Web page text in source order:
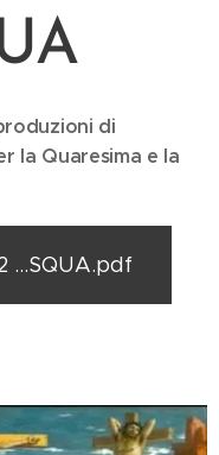
di
la Quaresima e la
...SQUA.pdf